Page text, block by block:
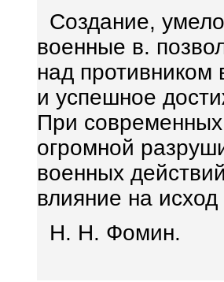
Создание,
военные в.
над
и успешное
При
огромной
военных
влияние на
Н. Н. Фомин.